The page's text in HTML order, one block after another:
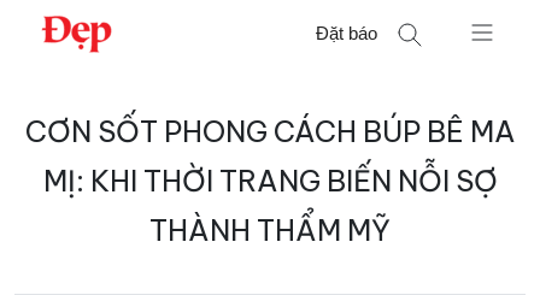
Chuyển
Đặt báo
kiếm
CƠN SỐT PHONG CÁCH BÚP BÊ MA
MỊ: KHI THỜI TRANG BIẾN NỖI SỢ
THÀNH THẨM MỸ